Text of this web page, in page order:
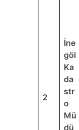
2
İne
göl
Ka
da
str
o
Mü
dü